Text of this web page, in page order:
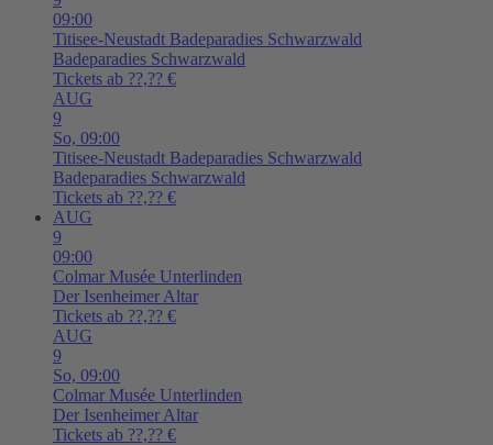
09:00
Titisee-Neustadt Badeparadies Schwarzwald
Badeparadies Schwarzwald
Tickets ab ??,?? €
AUG
9
So, 09:00
Titisee-Neustadt Badeparadies Schwarzwald
Badeparadies Schwarzwald
Tickets ab ??,?? €
AUG
9
09:00
Colmar Musée Unterlinden
Der Isenheimer Altar
Tickets ab ??,?? €
AUG
9
So, 09:00
Colmar Musée Unterlinden
Der Isenheimer Altar
Tickets ab ??,?? €